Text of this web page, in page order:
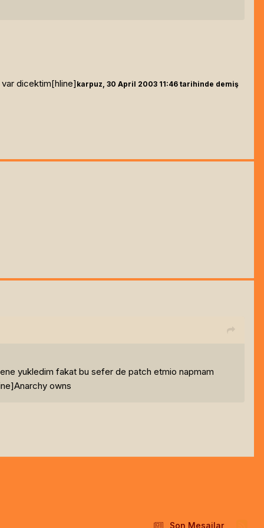
dicektim[hline] karpuz, 30 April 2003 11:46 tarihinde demiş
yukledim fakat bu sefer de patch etmio napmam
Anarchy owns
Son Mesajlar